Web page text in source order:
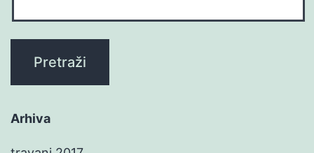
Arhiva